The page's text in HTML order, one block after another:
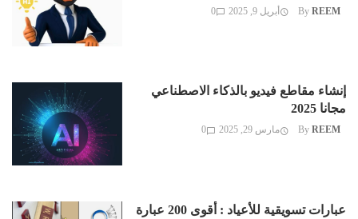
By REEM أبريل 9, 2025 0
إنشاء مقاطع فيديو بالذكاء الاصطناعي
مجانا 2025
By REEM مارس 29, 2025 0
عبارات تسويقية للأعياد : أقوى 200 عبارة